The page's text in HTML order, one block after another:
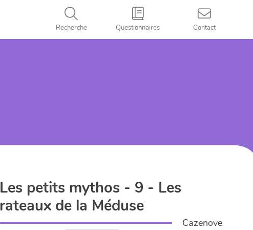
Recherche Questionnaires Contact
Les petits mythos - 9 - Les
rateaux de la Méduse
Cazenove